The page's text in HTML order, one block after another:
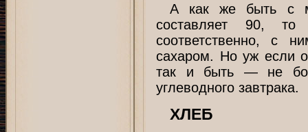
А как же быть с
составляет 90,
соответственно, с
сахаром. Но уж если
так и быть — не
углеводного завтрака.
ХЛЕБ